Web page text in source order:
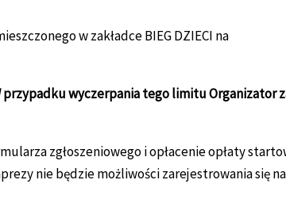
w zakładce BIEG DZIECI na
przypadku wyczerpania tego limitu Organizator
zgłoszeniowego i opłacenie opłaty
nie będzie możliwości zarejestrowania się